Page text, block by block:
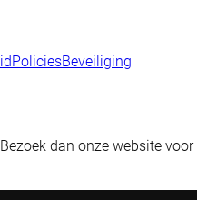
PoliciesBeveiliging
dan onze website voor